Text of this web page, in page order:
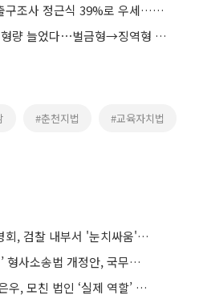
정근식 39%로 우세…조전혁 21.2%
아이유 악플러, 항소심서 형량 늘었다⋯벌금형→징역형 집유 확정
#춘천지법 #교육자치법
중수청 오늘부터 임용설명회, 검찰 내부서 '눈치싸움' 기류변화도
‘검찰 직접수사 완전 폐지’ 형사소송법 개정안, 국무회의 통과
‘130억 조세심판청구’ 차은우, 모친 법인 ‘실제 역할’ 다툴 듯